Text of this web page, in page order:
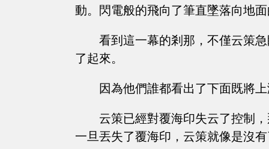
動。閃電般的飛向了筆直墜落向地
看到這一幕的剎那，不僅云策
了起來。
因為他們誰都看出了下面既將
云策已經對覆海印失云了控制
一旦丟失了覆海印，云策就像是沒